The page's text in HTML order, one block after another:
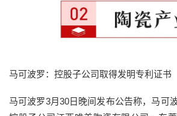
马可波罗：控股子公司取得发明专利证书
马可波罗3月30日晚间发布公告称，马可